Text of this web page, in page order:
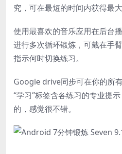
究，可在最短的时间内获得最大
使用最喜欢的音乐应用在后台
进行多次循环锻炼，可戴在手
指示何时切换练习。
Google drive同步可在你的所
“学习”标签含各练习的专业提
的，感觉很不错。